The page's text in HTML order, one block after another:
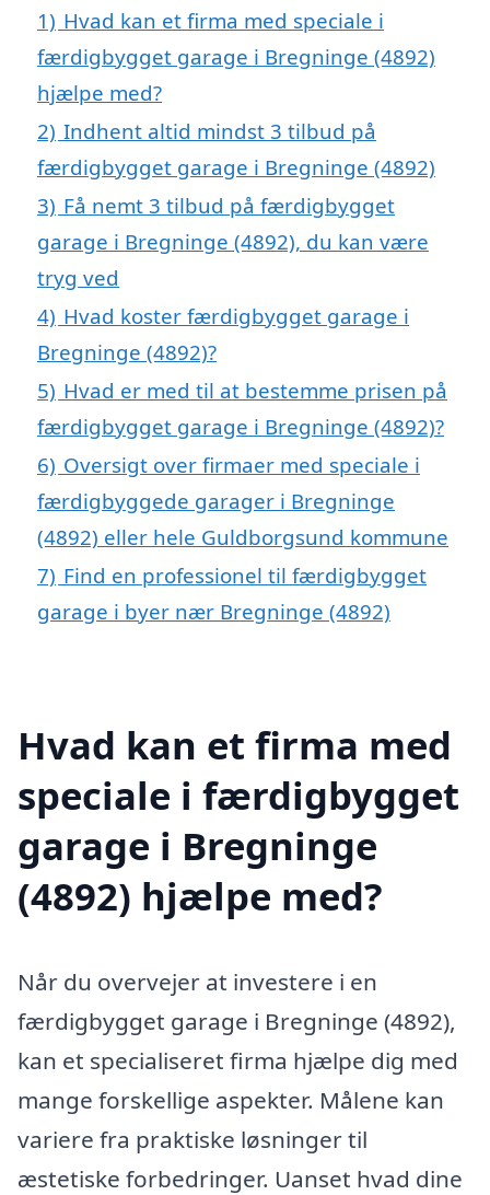
1) Hvad kan et firma med speciale i
færdigbygget garage i Bregninge (4892)
hjælpe med?
2) Indhent altid mindst 3 tilbud på
færdigbygget garage i Bregninge (4892)
3) Få nemt 3 tilbud på færdigbygget
garage i Bregninge (4892), du kan være
tryg ved
4) Hvad koster færdigbygget garage i
Bregninge (4892)?
5) Hvad er med til at bestemme prisen på
færdigbygget garage i Bregninge (4892)?
6) Oversigt over firmaer med speciale i
færdigbyggede garager i Bregninge
(4892) eller hele Guldborgsund kommune
7) Find en professionel til færdigbygget
garage i byer nær Bregninge (4892)
Hvad kan et firma med
speciale i færdigbygget
garage i Bregninge
(4892) hjælpe med?
Når du overvejer at investere i en
færdigbygget garage i Bregninge (4892),
kan et specialiseret firma hjælpe dig med
mange forskellige aspekter. Målene kan
variere fra praktiske løsninger til
æstetiske forbedringer. Uanset hvad dine